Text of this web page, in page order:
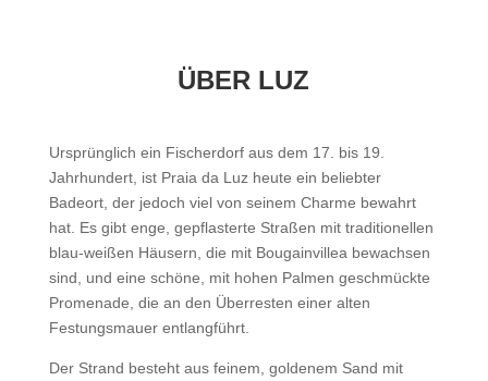
ÜBER LUZ
Ursprünglich ein Fischerdorf aus dem 17. bis 19.
Jahrhundert, ist Praia da Luz heute ein beliebter
Badeort, der jedoch viel von seinem Charme bewahrt
hat. Es gibt enge, gepflasterte Straßen mit traditionellen
blau-weißen Häusern, die mit Bougainvillea bewachsen
sind, und eine schöne, mit hohen Palmen geschmückte
Promenade, die an den Überresten einer alten
Festungsmauer entlangführt.
Der Strand besteht aus feinem, goldenem Sand mit